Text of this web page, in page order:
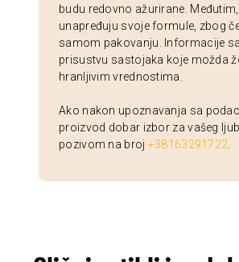
budu redovno ažurirane.
unapređuju svoje formule, zbog
samom pakovanju. Informacije
prisustvu sastojaka koje možda
hranljivim vrednostima.
Ako nakon upoznavanja sa
proizvod dobar izbor za vašeg
pozivom na broj +38163291722